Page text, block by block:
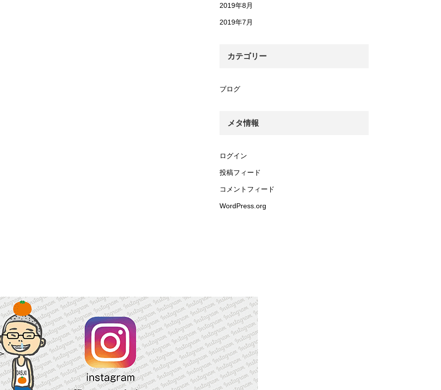
2019年8月
2019年7月
カテゴリー
ブログ
メタ情報
ログイン
投稿フィード
コメントフィード
WordPress.org